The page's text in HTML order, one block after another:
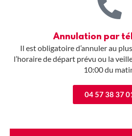
Annulation par
Il est obligatoire d’annuler au
l’horaire de départ prévu ou la
10:00 du
04 57 38 37